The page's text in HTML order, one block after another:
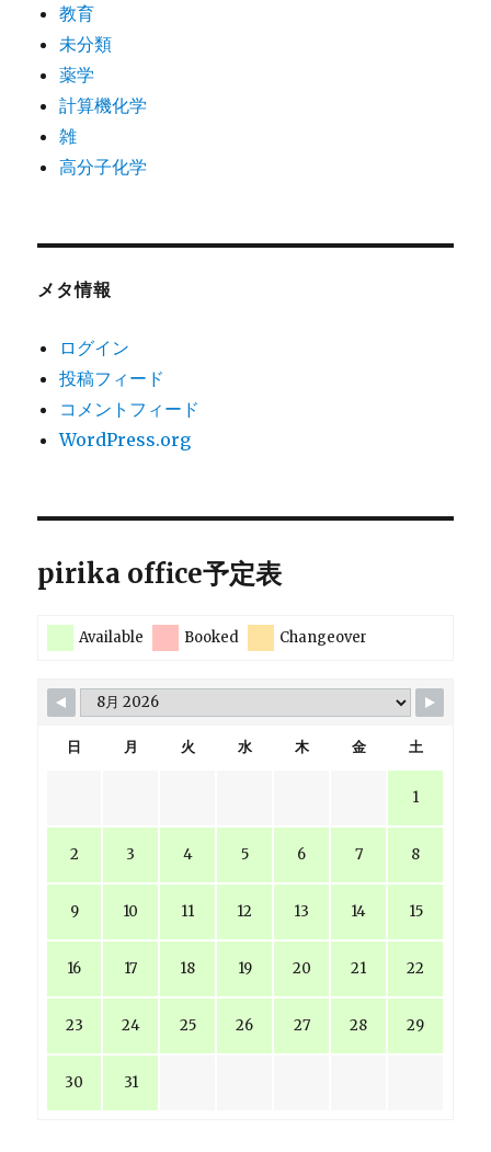
教育
未分類
薬学
計算機化学
雑
高分子化学
メタ情報
ログイン
投稿フィード
コメントフィード
WordPress.org
pirika office予定表
Available Booked Changeover
日 月 火 水 木 金 土
1
2 3 4 5 6 7 8
9 10 11 12 13 14 15
16 17 18 19 20 21 22
23 24 25 26 27 28 29
30 31